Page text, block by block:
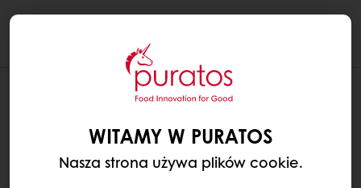
WITAMY W PURATOS
Nasza strona używa plików cookie.